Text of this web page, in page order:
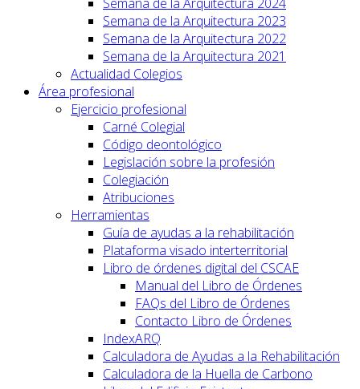
Semana de la Arquitectura 2023
Semana de la Arquitectura 2022
Semana de la Arquitectura 2021
Actualidad Colegios
Área profesional
Ejercicio profesional
Carné Colegial
Código deontológico
Legislación sobre la profesión
Colegiación
Atribuciones
Herramientas
Guía de ayudas a la rehabilitación
Plataforma visado interterritorial
Libro de órdenes digital del CSCAE
Manual del Libro de Órdenes
FAQs del Libro de Órdenes
Contacto Libro de Órdenes
IndexARQ
Calculadora de Ayudas a la Rehabilitación
Calculadora de la Huella de Carbono